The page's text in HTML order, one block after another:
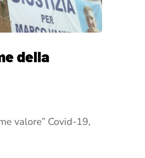
della
valore” Covid-19,